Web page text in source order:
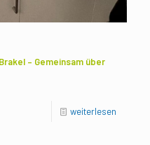
– Gemeinsam über
weiterlesen